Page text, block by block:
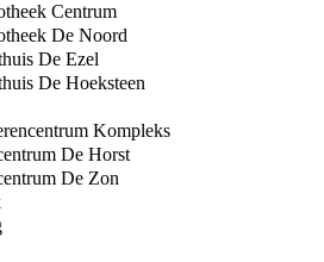
Centrum
De Noord
De Ezel
De Hoeksteen
Kompleks
De Horst
De Zon